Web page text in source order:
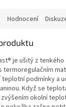
Hodnocení
je ušitý z tenkého
termoregulačním
podmínky a
Když se
okolní